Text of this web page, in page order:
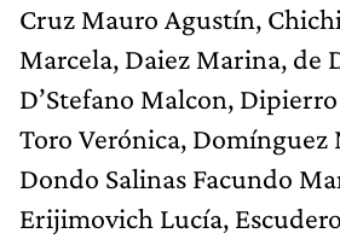
Cruz Mauro Agustín,
Marcela, Daiez Marina, de
D’Stefano Malcon,
Toro Verónica, Domínguez
Dondo Salinas Facundo
Erijimovich Lucía,